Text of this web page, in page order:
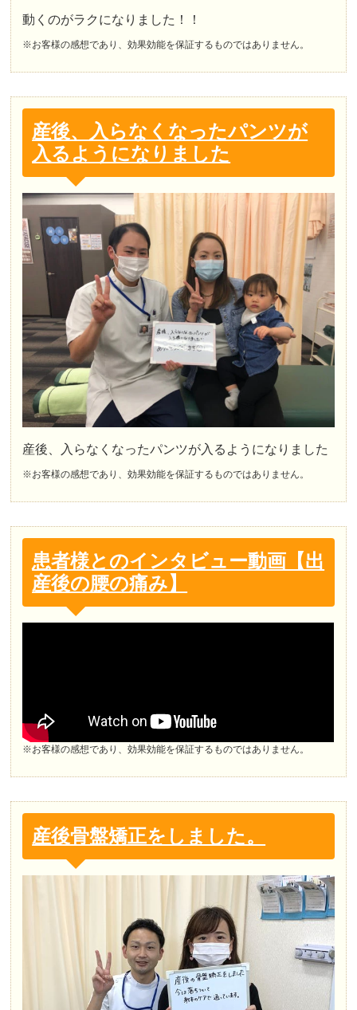
動くのがラクになりました！！
※お客様の感想であり、効果効能を保証するものではありません。
産後、入らなくなったパンツが
入るようになりました
産後、入らなくなったパンツが入るようになりました
※お客様の感想であり、効果効能を保証するものではありません。
患者様とのインタビュー動画【出
産後の腰の痛み】
※お客様の感想であり、効果効能を保証するものではありません。
産後骨盤矯正をしました。